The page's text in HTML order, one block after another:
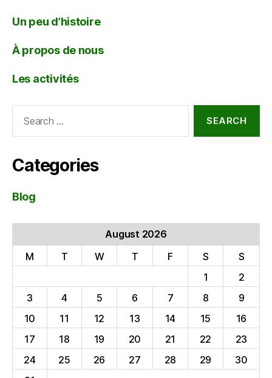
Un peu d’histoire
À propos de nous
Les activités
Categories
Blog
August 2026
M
T W T F S
S
1
2
3
4 5 6 7 8
9
10
11 12 13 14 15
16
17
18 19 20 21 22
23
24
25 26 27 28 29
30